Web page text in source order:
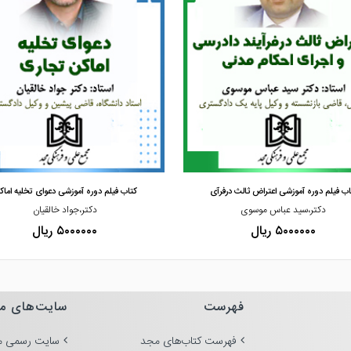
دهد که مستقیماً در تصمیم‌گیری قضایی و فعالیت
مشاهده و خرید مشاهده و خرید
فیلم دوره آموزشی اعتراض ثالث درفرآی
دکتر،سید عباس موسوی
۵۰۰۰۰۰۰ ریال
کتاب فیلم دوره آموزشی دعوای تخلیه
دکتر،جواد خالقیان
۵۰۰۰۰۰۰ ریال
فهرست
فهرست کتاب‌های مجد
سایت‌های
سایت رسمی